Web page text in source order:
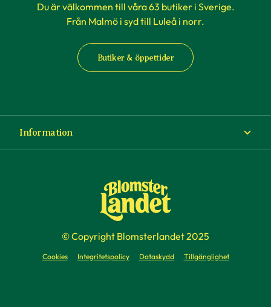
Du är välkommen till våra 63 butiker i Sverige.
Från Malmö i syd till Luleå i norr.
Butiker & öppettider
Information
Köp- och leveransvillkor
Företag
© Copyright Blomsterlandet 2025
Cookies Integritetspolicy Dataskydd Tillgänglighet